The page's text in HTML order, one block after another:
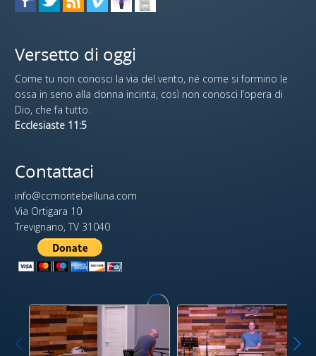
Versetto di oggi
Come tu non conosci la via del vento, né come si formino le
ossa in seno alla donna incinta, così non conosci l’opera di
Dio, che fa tutto.
Ecclesiaste 11:5
Contattaci
info@ccmontebelluna.com
Via Ortigara 10
Trevignano, TV 31040